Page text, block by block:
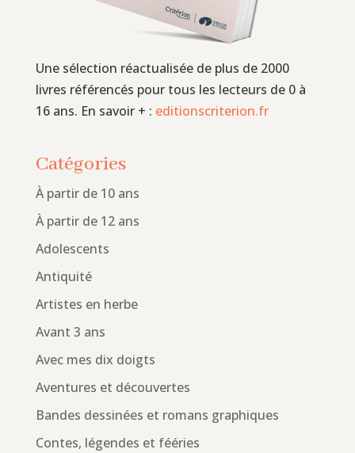
Une sélection réactualisée de plus de 2000
livres référencés pour tous les lecteurs de 0 à
16 ans. En savoir + : editionscriterion.fr
Catégories
À partir de 10 ans
À partir de 12 ans
Adolescents
Antiquité
Artistes en herbe
Avant 3 ans
Avec mes dix doigts
Aventures et découvertes
Bandes dessinées et romans graphiques
Contes, légendes et fééries